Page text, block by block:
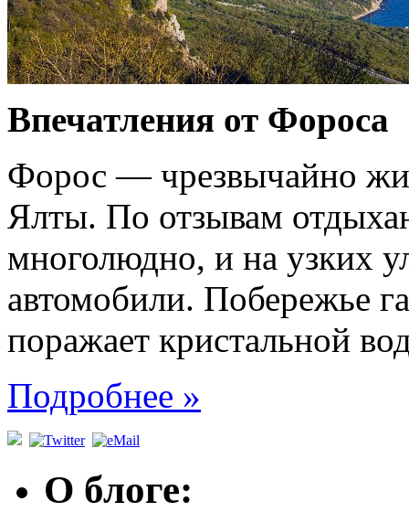
Впечатления от Фороса
Форос — чрезвычайно
Ялты. По отзывам
многолюдно, и на узких
автомобили. Побережье
поражает кристальной
Подробнее »
О блоге: